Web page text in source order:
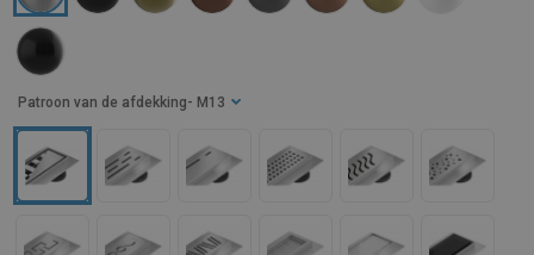
Patroon van de afdekking - M13